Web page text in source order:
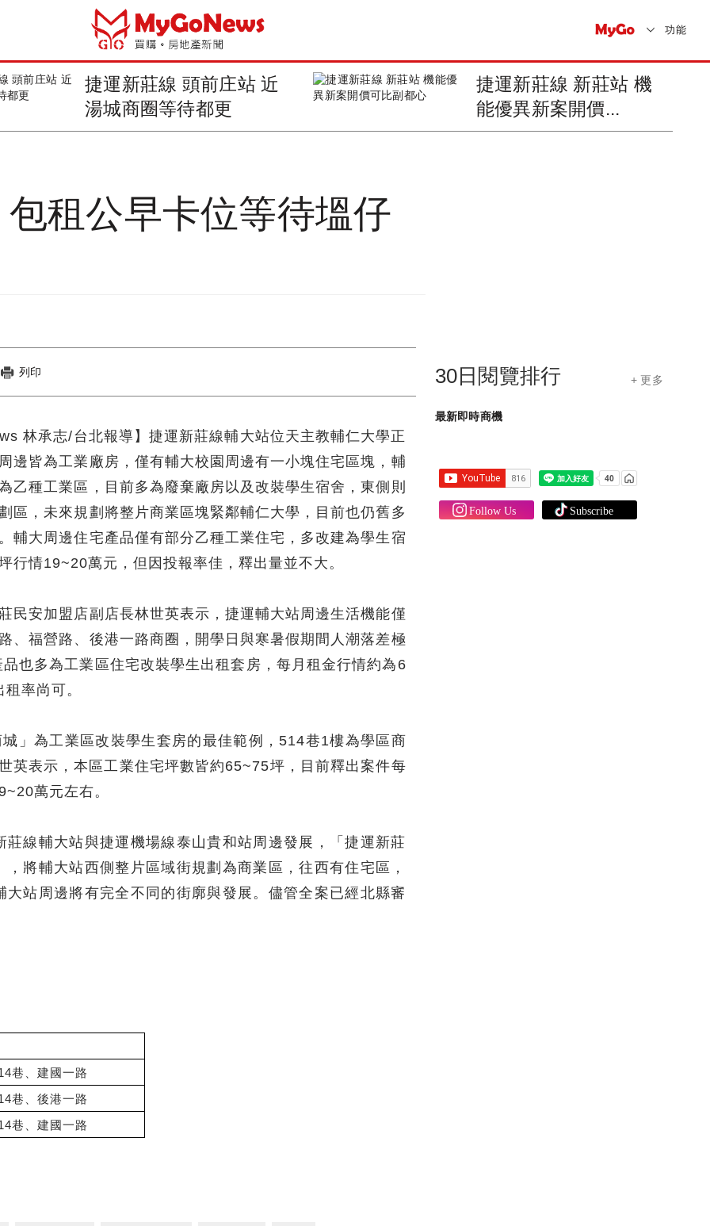
功能
捷運新莊線 頭前庄站 近
湯城商圈等待都更
捷運新莊線 新莊站 機
能優異新案開價...
租公早卡位等待塭仔
列印
林承志/台北報導】捷運新莊線輔大站位天主教輔仁大學正
邊皆為工業廠房，僅有輔大校園周邊有一小塊住宅區塊，輔
乙種工業區，目前多為廢棄廠房以及改裝學生宿舍，東側則
區，未來規劃將整片商業區塊緊鄰輔仁大學，目前也仍舊多
輔大周邊住宅產品僅有部分乙種工業住宅，多改建為學生宿
行情19~20萬元，但因投報率佳，釋出量並不大。
民安加盟店副店長林世英表示，捷運輔大站周邊生活機能僅
、福營路、後港一路商圈，開學日與寒暑假期間人潮落差極
也多為工業區住宅改裝學生出租套房，每月租金行情約為6
率尚可。
」為工業區改裝學生套房的最佳範例，514巷1樓為學區商
英表示，本區工業住宅坪數皆約65~75坪，目前釋出案件每
萬元左右。
線輔大站與捷運機場線泰山貴和站周邊發展，「捷運新莊
將輔大站西側整片區域街規劃為商業區，往西有住宅區，
站周邊將有完全不同的街廓與發展。儘管全案已經北縣審
巷、建國一路
巷、後港一路
巷、建國一路
30日閱覽排行 + 更多
最新即時商機